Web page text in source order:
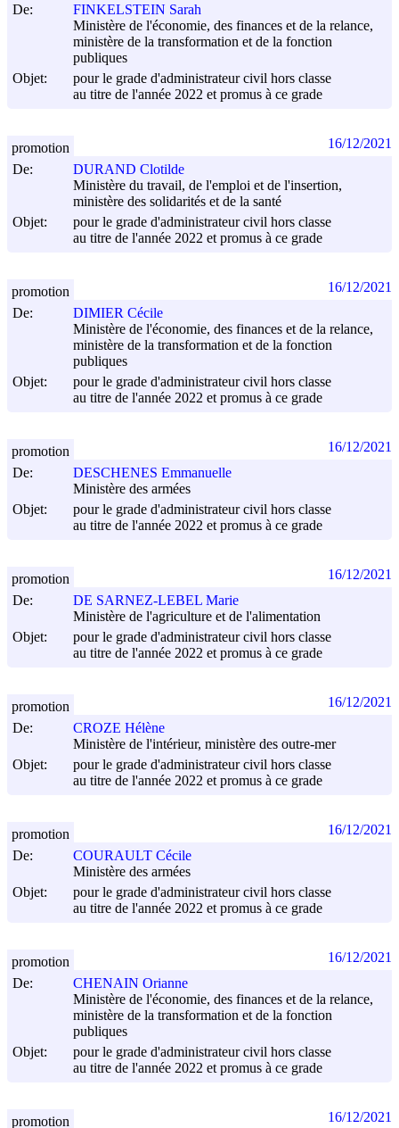
De:
FINKELSTEIN Sarah
Ministère de l'économie, des finances et de la relance,
ministère de la transformation et de la fonction
publiques
Objet:
pour le grade d'administrateur civil hors classe
au titre de l'année 2022 et promus à ce grade
De:
DURAND Clotilde
Ministère du travail, de l'emploi et de l'insertion,
ministère des solidarités et de la santé
Objet:
pour le grade d'administrateur civil hors classe
au titre de l'année 2022 et promus à ce grade
promotion 16/12/2021
De:
DIMIER Cécile
Ministère de l'économie, des finances et de la relance,
ministère de la transformation et de la fonction
publiques
Objet:
pour le grade d'administrateur civil hors classe
au titre de l'année 2022 et promus à ce grade
promotion 16/12/2021
De:
DESCHENES Emmanuelle
Ministère des armées
Objet:
pour le grade d'administrateur civil hors classe
au titre de l'année 2022 et promus à ce grade
promotion 16/12/2021
De:
DE SARNEZ-LEBEL Marie
Ministère de l'agriculture et de l'alimentation
Objet:
pour le grade d'administrateur civil hors classe
au titre de l'année 2022 et promus à ce grade
promotion 16/12/2021
De:
CROZE Hélène
Ministère de l'intérieur, ministère des outre-mer
Objet:
pour le grade d'administrateur civil hors classe
au titre de l'année 2022 et promus à ce grade
promotion 16/12/2021
De:
COURAULT Cécile
Ministère des armées
Objet:
pour le grade d'administrateur civil hors classe
au titre de l'année 2022 et promus à ce grade
promotion 16/12/2021
De:
CHENAIN Orianne
Ministère de l'économie, des finances et de la relance,
ministère de la transformation et de la fonction
publiques
Objet:
pour le grade d'administrateur civil hors classe
au titre de l'année 2022 et promus à ce grade
promotion 16/12/2021
promotion 16/12/2021